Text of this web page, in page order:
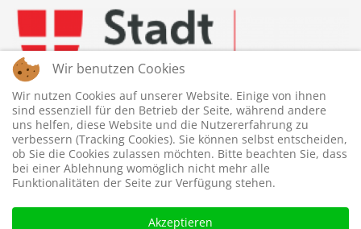
Wir benutzen Cookies
Wir nutzen Cookies auf unserer Website. Einige von ihnen
sind essenziell für den Betrieb der Seite, während andere
uns helfen, diese Website und die Nutzererfahrung zu
verbessern (Tracking Cookies). Sie können selbst entscheiden,
ob Sie die Cookies zulassen möchten. Bitte beachten Sie, dass
bei einer Ablehnung womöglich nicht mehr alle
Funktionalitäten der Seite zur Verfügung stehen.
Akzeptieren